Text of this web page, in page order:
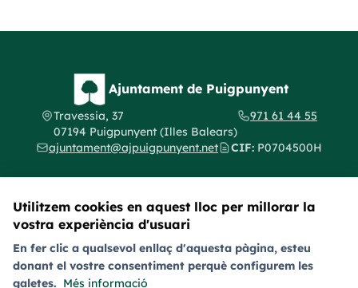
Ajuntament de Puigpunyent
Travessia, 37
07194 Puigpunyent (Illes Balears)
971 61 44 55
ajuntament@ajpuigpunyent.net CIF: P0704500H
Segueix-nos a les xarxes socials
Avís legalPolítica de privacitat
Utilitzem cookies en aquest lloc per millorar la
vostra experiència d'usuari
En fer clic a qualsevol enllaç d'aquesta pàgina, esteu
donant el vostre consentiment perquè configurem les
galetes. Més informació